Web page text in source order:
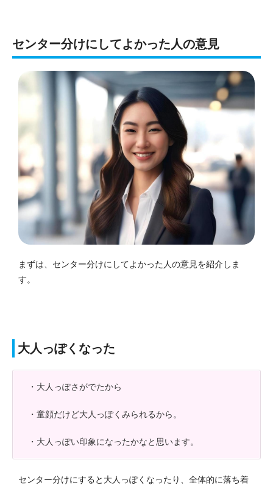
センター分けにしてよかった人の意見
まずは、センター分けにしてよかった人の意見を紹介しま
す。
大人っぽくなった
・大人っぽさがでたから
・童顔だけど大人っぽくみられるから。
・大人っぽい印象になったかなと思います。
センター分けにすると大人っぽくなったり、全体的に落ち着